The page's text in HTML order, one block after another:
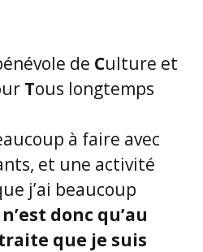
de Culture et
Tous longtemps
à faire avec
et une activité
j’ai beaucoup
n’est donc qu’au
que je suis